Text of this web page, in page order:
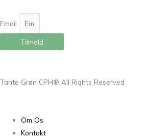
Email
Tilmeld
Tante Grøn CPH® All Rights Reserved
Om Os
Kontakt